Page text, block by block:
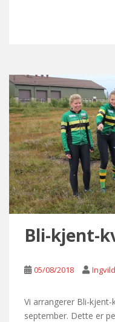
Bli-kjent-
05/08/2018
Vi arrangerer Bli-
september. Dette er